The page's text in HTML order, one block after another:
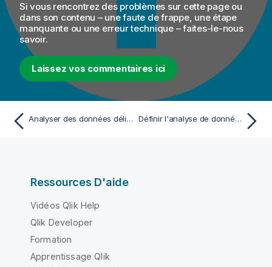
Si vous rencontrez des problèmes sur cette page ou
dans son contenu – une faute de frappe, une étape
manquante ou une erreur technique – faites-le-nous
savoir.
Laissez vos commentaires ici
Analyser des données délimitées via des raccourcis Définir l'analyse de données discrètes
Ressources D'aide
Vidéos Qlik Help
Qlik Developer
Formation
Apprentissage Qlik